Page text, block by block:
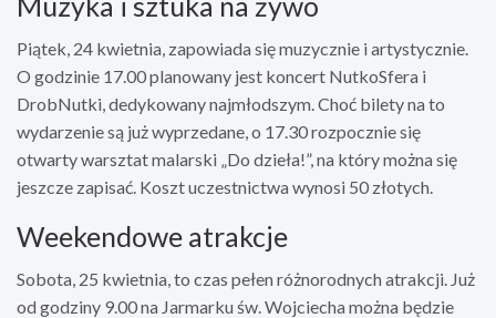
Piątek, 24 kwietnia, zapowiada się muzycznie i artystycznie.
O godzinie 17.00 planowany jest koncert NutkoSfera i
DrobNutki, dedykowany najmłodszym. Choć bilety na to
wydarzenie są już wyprzedane, o 17.30 rozpocznie się
otwarty warsztat malarski „Do dzieła!”, na który można się
jeszcze zapisać. Koszt uczestnictwa wynosi 50 złotych.
Weekendowe atrakcje
Sobota, 25 kwietnia, to czas pełen różnorodnych atrakcji. Już
od godziny 9.00 na Jarmarku św. Wojciecha można będzie